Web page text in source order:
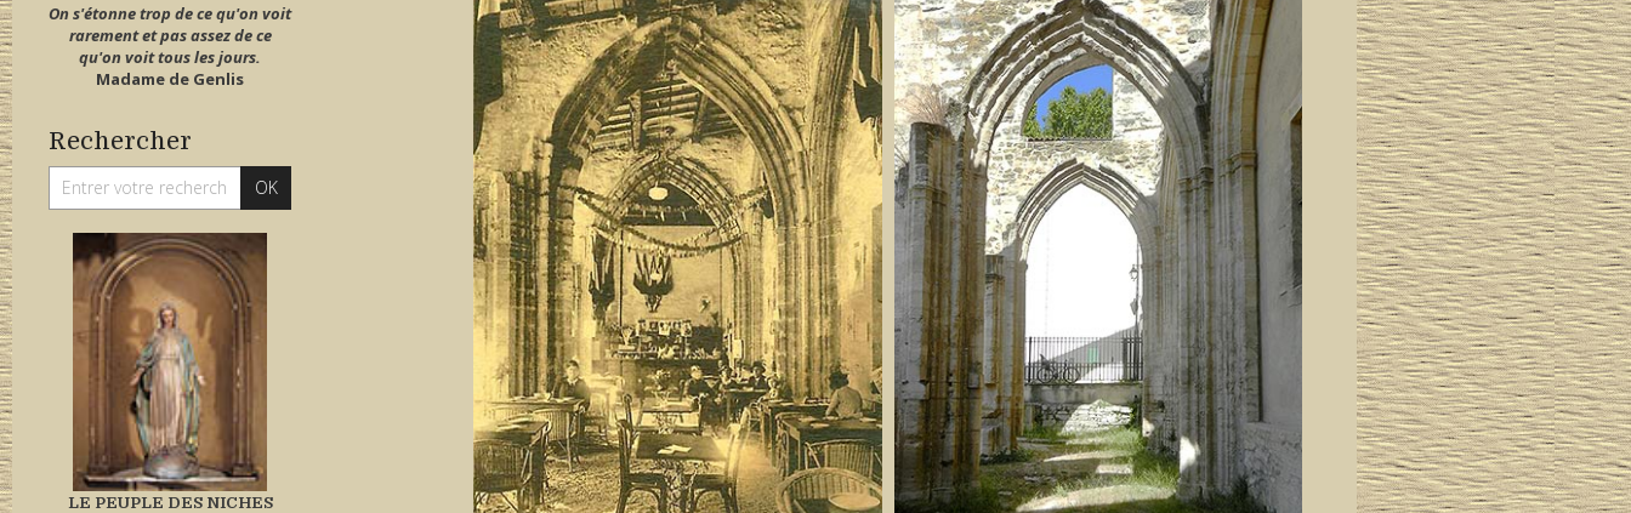
On s'étonne trop de ce qu'on voit
rarement et pas assez de ce
qu'on voit tous les jours.
Madame de Genlis
Rechercher
LE PEUPLE DES NICHES